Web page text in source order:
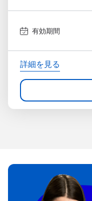
有効期間
詳細を見る